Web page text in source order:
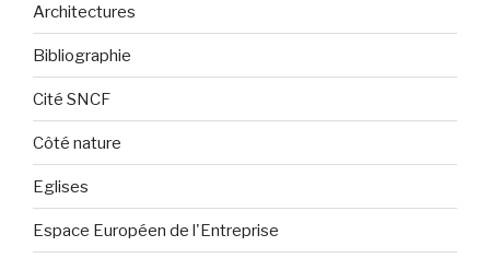
Architectures
Bibliographie
Cité SNCF
Côté nature
Eglises
Espace Européen de l'Entreprise